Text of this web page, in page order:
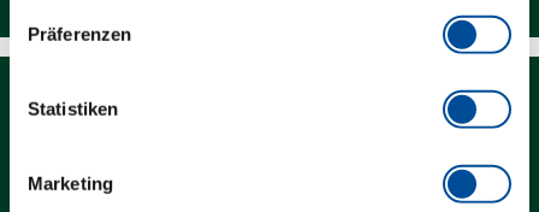
Präferenzen
Statistiken
Marketing